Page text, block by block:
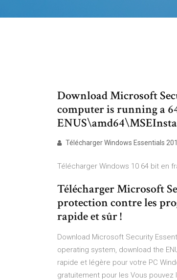
Download Microsoft
computer is running a
Télécharger Windows Essentials
Télécharger Windows 10 64 bit en
Télécharger Microsoft
protection contre les
rapide et sûr !
Download Microsoft Security
operating system, download the
rapide et légère pour votre PC
gratuitement pour les Vous